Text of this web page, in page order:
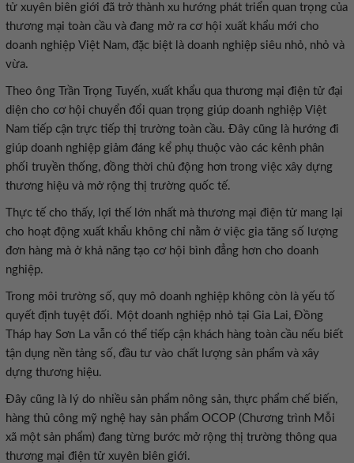
tử xuyên biên giới đã trở thành xu hướng phát triển quan trọng của
thương mại toàn cầu và đang mở ra cơ hội xuất khẩu mới cho
doanh nghiệp Việt Nam, đặc biệt là doanh nghiệp siêu nhỏ, nhỏ và
vừa.
Theo ông Trần Trọng Tuyến, xuất khẩu qua thương mại điện tử đại
diện cho cơ hội chuyển đổi quan trọng giúp doanh nghiệp Việt
Nam tiếp cận trực tiếp thị trường toàn cầu. Đây cũng là hướng đi
giúp doanh nghiệp giảm đáng kể phụ thuộc vào các kênh phân
phối truyền thống, đồng thời chủ động hơn trong việc xây dựng
thương hiệu và mở rộng thị trường quốc tế.
Thực tế cho thấy, lợi thế lớn nhất mà thương mại điện tử mang lại
cho hoạt động xuất khẩu không chỉ nằm ở việc gia tăng số lượng
đơn hàng mà ở khả năng tạo cơ hội bình đẳng hơn cho doanh
nghiệp.
Trong môi trường số, quy mô doanh nghiệp không còn là yếu tố
quyết định tuyệt đối. Một doanh nghiệp nhỏ tại Gia Lai, Đồng
Tháp hay Sơn La vẫn có thể tiếp cận khách hàng toàn cầu nếu biết
tận dụng nền tảng số, đầu tư vào chất lượng sản phẩm và xây
dựng thương hiệu.
Đây cũng là lý do nhiều sản phẩm nông sản, thực phẩm chế biến,
hàng thủ công mỹ nghệ hay sản phẩm OCOP (Chương trình Mỗi
xã một sản phẩm) đang từng bước mở rộng thị trường thông qua
thương mại điện tử xuyên biên giới.